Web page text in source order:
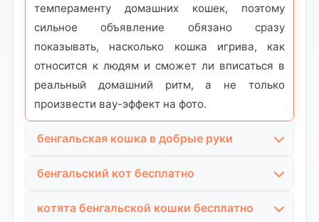
темпераменту домашних кошек, поэтому
сильное объявление обязано сразу
показывать, насколько кошка игрива, как
относится к людям и сможет ли вписаться в
реальный домашний ритм, а не только
произвести вау-эффект на фото.
бенгальская кошка в добрые руки
породу, а кошку, которой действительно
бенгальский кот бесплатно
котята бенгальской кошки бесплатно